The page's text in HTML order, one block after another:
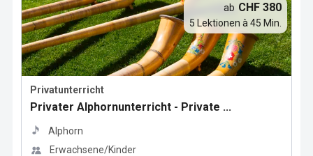
Privatunterricht
Privater Alphornunterricht - Private ...
Alphorn
Erwachsene/Kinder
ab CHF 380
5 Lektionen à 45 Min.